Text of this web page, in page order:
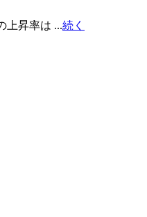
上昇率は ...続く